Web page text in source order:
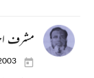
مشرف